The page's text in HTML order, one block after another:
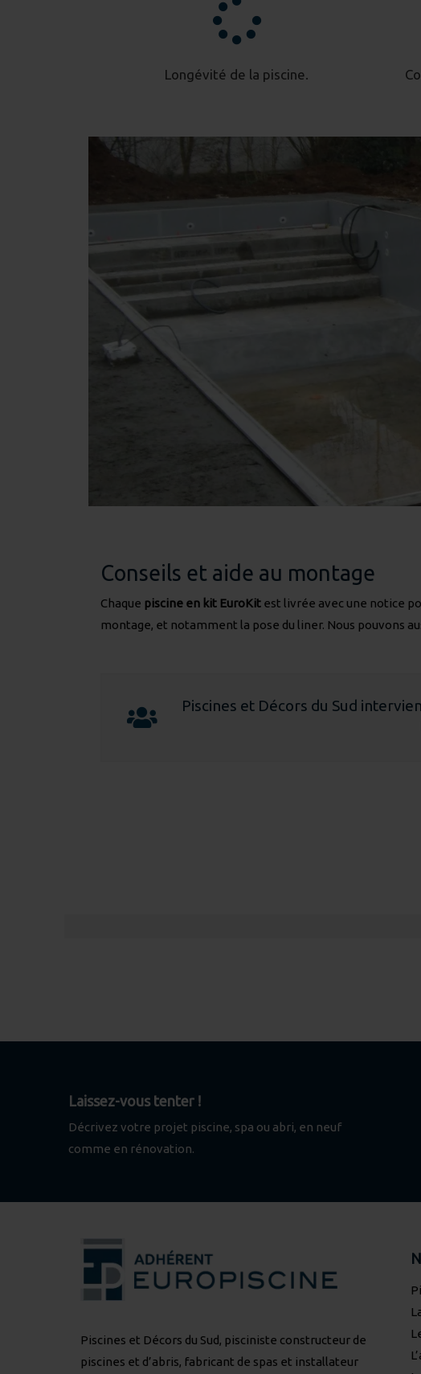
Longévité de la piscine.
Conseils et aide au montage
Chaque piscine en kit EuroKit est livrée avec une notice
montage, et notamment la pose du liner. Nous pouvons
Piscines et Décors du Sud
Laissez-vous tenter !
Décrivez votre projet piscine, spa ou abri, en neuf
comme en rénovation.
Piscines et Décors du Sud, pisciniste constructeur de
piscines et d’abris, fabricant de spas et installateur